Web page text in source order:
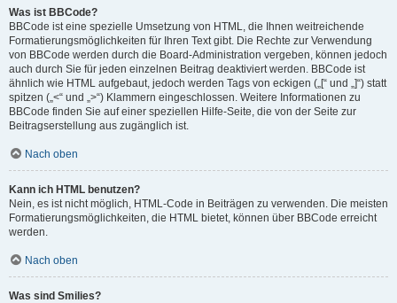
Was ist BBCode?
BBCode ist eine spezielle Umsetzung von HTML, die Ihnen weitreichende
Formatierungsmöglichkeiten für Ihren Text gibt. Die Rechte zur Verwendung
von BBCode werden durch die Board-Administration vergeben, können jedoch
auch durch Sie für jeden einzelnen Beitrag deaktiviert werden. BBCode ist
ähnlich wie HTML aufgebaut, jedoch werden Tags von eckigen („[“ und „]“) statt
spitzen („<“ und „>“) Klammern eingeschlossen. Weitere Informationen zu
BBCode finden Sie auf einer speziellen Hilfe-Seite, die von der Seite zur
Beitragserstellung aus zugänglich ist.
Nach oben
Kann ich HTML benutzen?
Nein, es ist nicht möglich, HTML-Code in Beiträgen zu verwenden. Die meisten
Formatierungsmöglichkeiten, die HTML bietet, können über BBCode erreicht
werden.
Nach oben
Was sind Smilies?